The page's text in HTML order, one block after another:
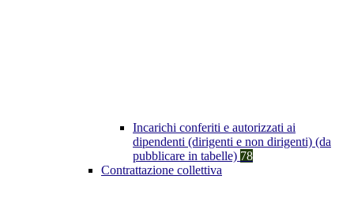
Incarichi conferiti e autorizzati ai
dipendenti (dirigenti e non dirigenti) (da
pubblicare in tabelle) 78
Contrattazione collettiva